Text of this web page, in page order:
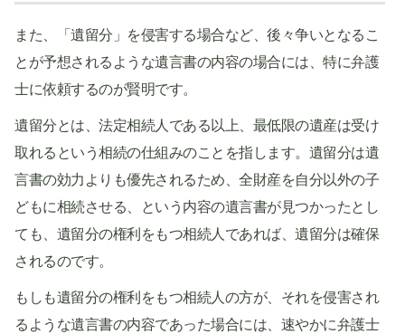
また、「遺留分」を侵害する場合など、後々争いとなるこ
とが予想されるような遺言書の内容の場合には、特に弁護
士に依頼するのが賢明です。
遺留分とは、法定相続人である以上、最低限の遺産は受け
取れるという相続の仕組みのことを指します。遺留分は遺
言書の効力よりも優先されるため、全財産を自分以外の子
どもに相続させる、という内容の遺言書が見つかったとし
ても、遺留分の権利をもつ相続人であれば、遺留分は確保
されるのです。
もしも遺留分の権利をもつ相続人の方が、それを侵害され
るような遺言書の内容であった場合には、速やかに弁護士